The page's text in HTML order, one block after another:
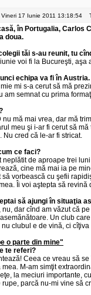
Vineri 17 Iunie 2011 13:18:54
în Portugalia, Carlos
doua.
tăi s-au reunit, tu
voi fi la Bucureşti, aşa
echipa va fi în Austria.
mie mi s-a cerut să mă
am semnat cu prima
nu mă mai vrea, dar mă
meu şi i-ar fi cerut să
Nu cred că le-ar fi stricat.
ce faci?
neplătit de aproape trei
cine mă mai ia pe
să vorbească cu şefii
Îi voi aştepta să
să ajungi în situaţia
nu, dar cînd am văzut că
Un club
nu clubul e de vină, ci
o parte din mine"
te referi?
Ceea ce vreau să
mea. M-am simţit
la meciuri importante,
rupe, parcă nu-mi vine să